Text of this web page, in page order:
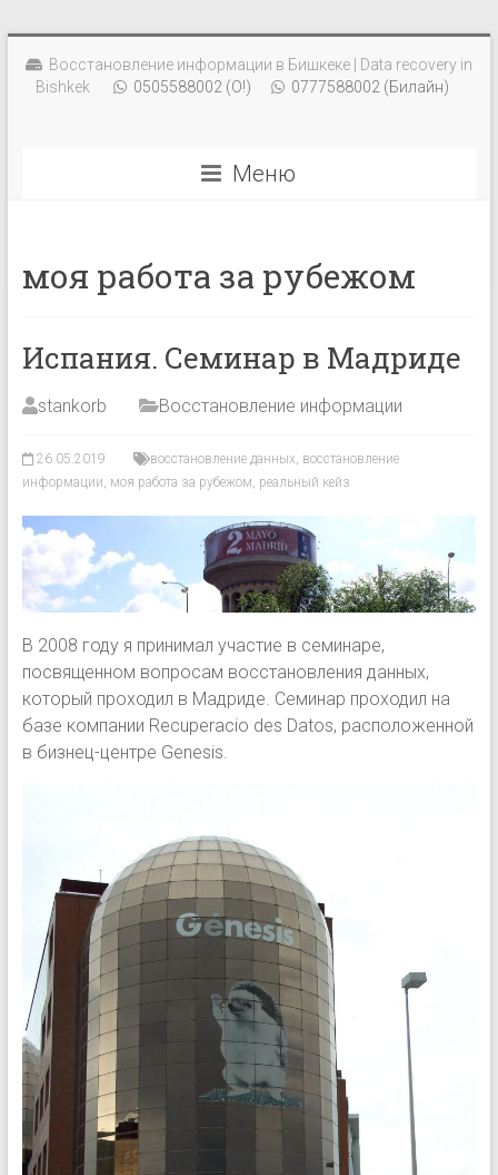
Восстановление информации в Бишкеке | Data recovery in
Bishkek
0505588002 (О!) 0777588002 (Билайн)
Меню
моя работа за рубежом
Испания. Семинар в Мадриде
stankorb Восстановление информации
26.05.2019 восстановление данных, восстановление
информации, моя работа за рубежом, реальный кейз
В 2008 году я принимал участие в семинаре,
посвященном вопросам восстановления данных,
который проходил в Мадриде. Семинар проходил на
базе компании Recuperacio des Datos, расположенной
в бизнец-центре Genesis.